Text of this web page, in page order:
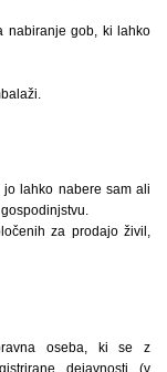
nabiranje gob, ki lahko
lahko nabere sam ali
za prodajo živil,
oseba, ki se z
dejavnosti (v